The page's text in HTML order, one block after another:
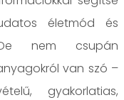
életmód és
De nem csupán
van szó –
gyakorlatias,